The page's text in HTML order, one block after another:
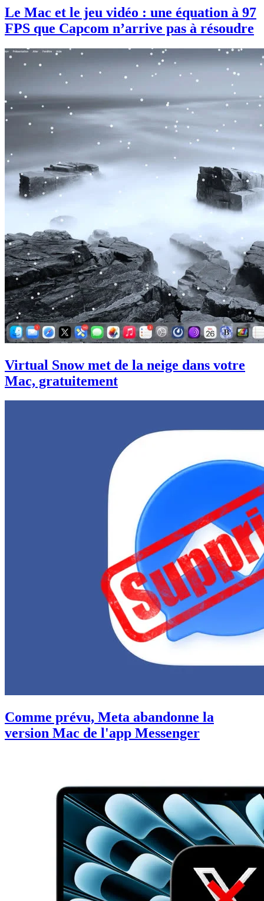
Le Mac et le jeu vidéo : une équation à 97
FPS que Capcom n’arrive pas à résoudre
Virtual Snow met de la neige dans votre
Mac, gratuitement
Comme prévu, Meta abandonne la
version Mac de l'app Messenger